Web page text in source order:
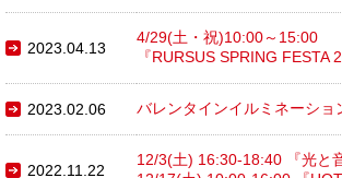
2023.04.13
4/29(土・祝)10:00～15:00
『RURSUS SPRING FESTA
2023.02.06 バレンタインイルミネーショ
2022.11.22
12/3(土) 16:30-18:40 『光と